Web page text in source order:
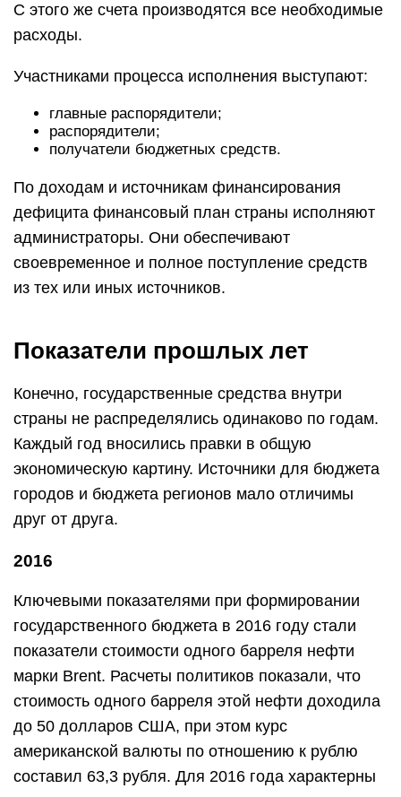
С этого же счета производятся все необходимые
расходы.
Участниками процесса исполнения выступают:
главные распорядители;
распорядители;
получатели бюджетных средств.
По доходам и источникам финансирования
дефицита финансовый план страны исполняют
администраторы. Они обеспечивают
своевременное и полное поступление средств
из тех или иных источников.
Показатели прошлых лет
Конечно, государственные средства внутри
страны не распределялись одинаково по годам.
Каждый год вносились правки в общую
экономическую картину. Источники для бюджета
городов и бюджета регионов мало отличимы
друг от друга.
2016
Ключевыми показателями при формировании
государственного бюджета в 2016 году стали
показатели стоимости одного барреля нефти
марки Brent. Расчеты политиков показали, что
стоимость одного барреля этой нефти доходила
до 50 долларов США, при этом курс
американской валюты по отношению к рублю
составил 63,3 рубля. Для 2016 года характерны